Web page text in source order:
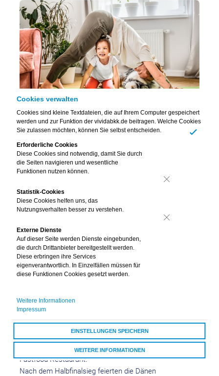
Cookies verwalten
Cookies sind kleine Textdateien, die auf Ihrem Computer gespeichert
werden und zur Funktion der vividabkk.de beitragen. Welche Cookies
Sie zulassen möchten, können Sie selbst entscheiden.
Erforderliche Cookies
Diese Cookies sind notwendig, damit Sie durch
die Seiten navigieren und wesentliche
Funktionen nutzen können.
Statistik-Cookies
Diese Cookies helfen uns, das
Nutzungsverhalten besser zu verstehen.
Externe Dienste
Auf dieser Seite werden Dienste eingebunden,
die durch Drittanbieter bereitgestellt werden.
Diese erbringen ihre Services
eigenverantwortlich. In Einzelfällen müssen für
diese Funktionen Cookies gesetzt werden.
Weitere Informationen
Impressum
EINSTELLUNGEN SPEICHERN
WEITERE INFORMATIONEN
ALLE COOKIES AKZEPTIEREN
Alles im Lot? Unsere individuelle Gesundheit hängt viel
die meisten vermuten.
Da kann man körperlich noch so fit sein – das allein
reicht aber oft trotzdem nicht.
Fußballnationalmannschaft im EM-Finale 1992 auf
Dänemark traf, stand für viele Experten vorher schon
fest: Die topfitte und spielstarke DFB-Elf um Stars wie
Häßler, Brehme und Klinsmann wird Europameister.
Immerhin ging es „nur“ gegen die Dänen. Also eine
Truppe, die eigentlich gar nicht für die EM qualifiziert
gewesen war. Zehn Tage vor der EM wurde Jugoslawien
Vorbereitungszeit? Keine. Die meisten dänischen Spieler
waren schon in Urlaubsstimmung – und die nahmen sie
kurzerhand mit ins Turnier. Statt ausgewogener
Sportlernahrung gab es etwa noch vor dem Halbfinale
gegen die Niederlande einen gemeinsamen Besuch im
Fastfood-Restaurant.
Nach dem Halbfinalsieg feierten die Dänen